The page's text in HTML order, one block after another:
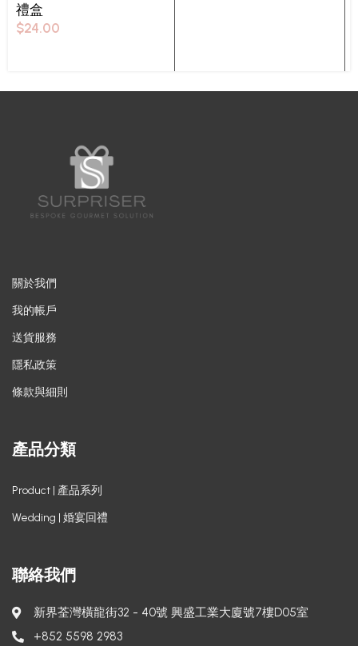
禮盒
$24.00
關於我們
我的帳戶
送貨服務
隱私政策
條款與細則
產品分類
Product | 產品系列
Wedding | 婚宴回禮
聯絡我們
新界荃灣橫龍街32 - 40號 興盛工業大廈號7樓D05室
+852 5598 2983